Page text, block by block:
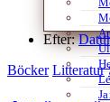
Efter:
Böcker Litteratur